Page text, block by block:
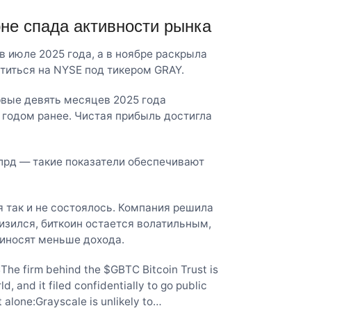
спада активности рынка
июле 2025 года, а в ноябре раскрыла
на NYSE под тикером GRAY.
девять месяцев 2025 года
ранее. Чистая прибыль достигла
— такие показатели обеспечивают
и не состоялось. Компания решила
биткоин остается волатильным,
меньше дохода.
firm behind the $GBTC Bitcoin Trust is
and it filed confidentially to go public
is unlikely to…